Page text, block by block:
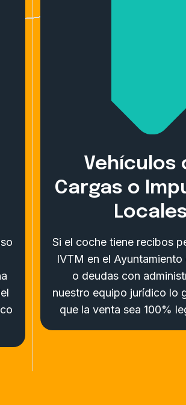
Vehículos
Cargas o
Si el coche tiene recibos
IVTM en el
o deudas con
nuestro equipo jurídico lo
que la venta sea 100%